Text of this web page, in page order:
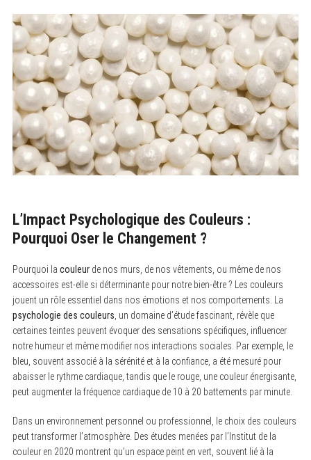
L’Impact Psychologique des Couleurs :
Pourquoi Oser le Changement ?
Pourquoi la couleurde nos murs, de nos vêtements, ou même de nos
accessoires est-elle si déterminante pour notre bien-être ? Les couleurs
jouent un rôle essentiel dans nos émotions et nos comportements. La
psychologie des couleurs , un domaine d’étude fascinant, révèle que
certaines teintes peuvent évoquer des sensations spécifiques, influencer
notre humeur et même modifier nos interactions sociales. Par exemple, le
bleu, souvent associé à la sérénité et à la confiance, a été mesuré pour
abaisser le rythme cardiaque, tandis que le rouge, une couleur énergisante,
peut augmenter la fréquence cardiaque de 10 à 20 battements par minute.
Dans un environnement personnel ou professionnel, le choix des couleurs
peut transformer l’atmosphère. Des études menées par l’Institut de la
couleur en 2020 montrent qu’un espace peint en vert, souvent lié à la